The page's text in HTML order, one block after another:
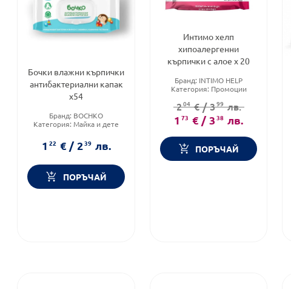
Бочки влажни кърпички
антибактериални капак
х54
Бранд: BOCHKO
Категория: Майка и дете
кърпички
122 € / 239 лв.
ПОРЪЧАЙ
Интимо хелп
хипоалергенни
кърпички с алое х 20
Бранд: INTIMO HELP
Категория: Промоции
кърпички
204€ / 399лв.
173 € / 338 лв.
ПОРЪЧАЙ